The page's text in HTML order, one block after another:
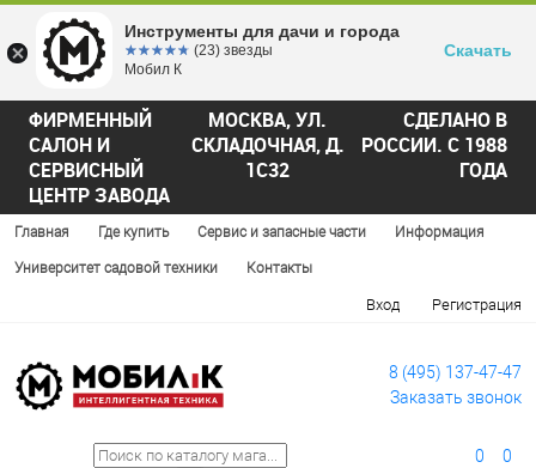
ФИРМЕННЫЙ
САЛОН И
СЕРВИСНЫЙ
ЦЕНТР ЗАВОДА
МОСКВА, УЛ.
СКЛАДОЧНАЯ, Д.
1С32
СДЕЛАНО В
РОССИИ. С 1988
ГОДА
Главная Где купить Сервис и запасные части Информация
Университет садовой техники Контакты
Вход Регистрация
8 (495) 137-47-47
Заказать звонок
0 0
Инструменты для дачи и города
☆☆☆☆☆
★★★★★ (23) звезды
Мобил К
Скачать